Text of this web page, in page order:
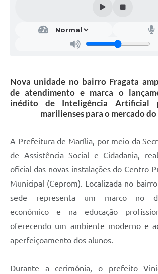
Nova unidade no bairro Fragata
de atendimento e marca o
inédito de Inteligência Artificial
marilienses para o mercado
A Prefeitura de Marília, por meio da
de Assistência Social e Cidadania,
oficial das novas instalações do Centro
Municipal (Ceprom). Localizada no
sede representa um marco no
econômico e na educação
oferecendo um ambiente moderno e
aperfeiçoamento dos alunos.
Durante a cerimônia, o prefeito